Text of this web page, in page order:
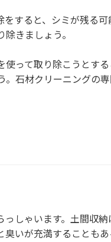
すると、シミが残る可
きましょう。
って取り除こうとす
石材クリーニングの
しゃいます。土間収
いが充満することもあ